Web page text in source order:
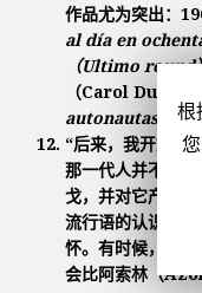
作品尤为突出：
al día en
（Ultimo round
（Carol Dunlop
autonautas de
“后来，我开始发
那一代人并不喜欢
戈，并对它产生了
流行语的认识上受
怀。有时候，卡
会比阿索林（
根